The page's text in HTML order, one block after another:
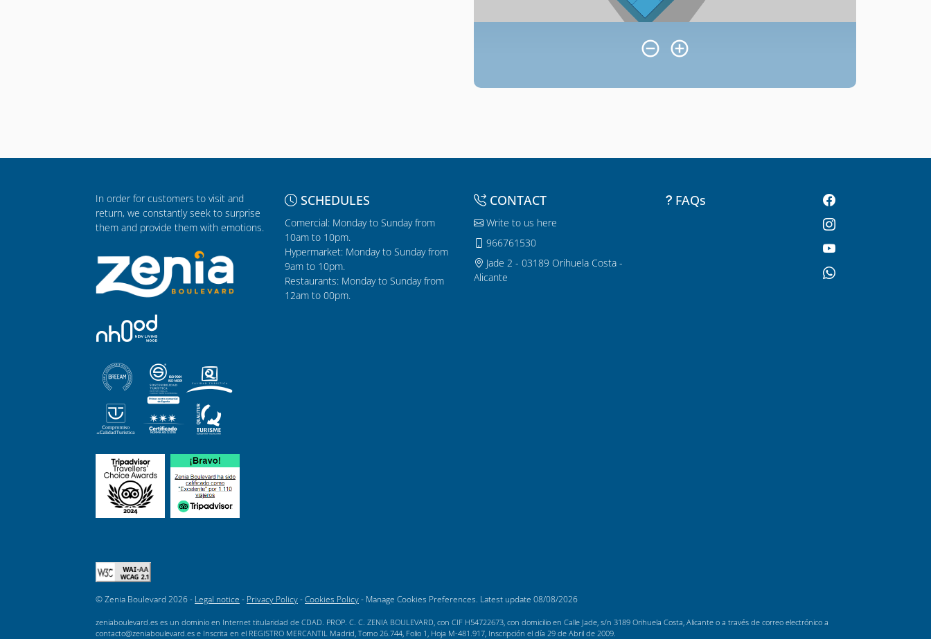
In order for customers to visit and
return, we constantly seek to surprise
them and provide them with emotions.
SCHEDULES
Comercial: Monday to Sunday from
10am to 10pm.
Hypermarket: Monday to Sunday from
9am to 10pm.
Restaurants: Monday to Sunday from
12am to 00pm.
CONTACT
Write to us here
966761530
Jade 2 - 03189 Orihuela Costa -
Alicante
FAQs
© Zenia Boulevard 2026 - Legal notice - Privacy Policy-Cookies Policy- Manage Cookies Preferences. Latest update 08/08/2026
zeniaboulevard.es es un dominio en Internet titularidad de CDAD. PROP. C. C. ZENIA BOULEVARD, con CIF H54722673, con domicilio en Calle Jade, s/n 3189 Orihuela Costa, Alicante o a través de correo electrónico a
contacto@zeniaboulevard.es e Inscrita en el REGISTRO MERCANTIL Madrid, Tomo 26.744, Folio 1, Hoja M-481.917, Inscripción el día 29 de Abril de 2009.